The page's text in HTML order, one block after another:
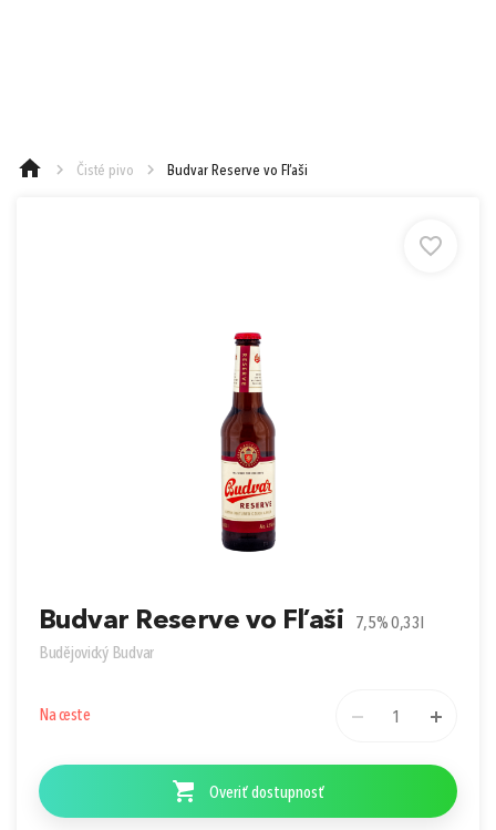
Prihlásiť sa cez Apple ID
Čisté pivo Budvar Reserve vo Fľaši
Budvar Reserve vo Fľaši
7,5% 0,33l
Budějovický Budvar
Na ceste 1
Overiť dostupnosť